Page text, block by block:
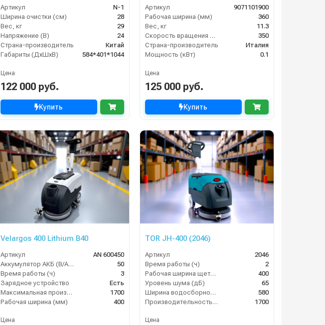
Артикул
N-1
Ширина очистки (см)
28
Вес, кг
29
Напряжение (В)
24
Страна-производитель
Китай
Габариты (ДхШхВ)
584*401*1044
Цена
122 000 руб.
Купить
Артикул
9071101900
Рабочая ширина (мм)
360
Вес, кг
11.3
Скорость вращения щётки (об/мин)
350
Страна-производитель
Италия
Мощность (кВт)
0.1
Цена
125 000 руб.
Купить
Velargos 400 Lithium B40
Артикул
AN 600450
Аккумулятор АКБ (В/А·ч)
50
Время работы (ч)
3
Зарядное устройство
Есть
Максимальная производительность (кв.м/час)
1700
Рабочая ширина (мм)
400
Цена
TOR JH-400 (2046)
Артикул
2046
Время работы (ч)
2
Рабочая ширина щеток (мм)
400
Уровень шума (дБ)
65
Ширина водосборной рейки
580
Производительность по площади (м2/ч)
1700
Цена